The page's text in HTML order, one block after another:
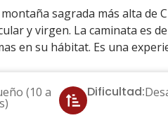
sagrada más alta de
y virgen. La caminata es
en su hábitat. Es una
(10 a Dificultad: